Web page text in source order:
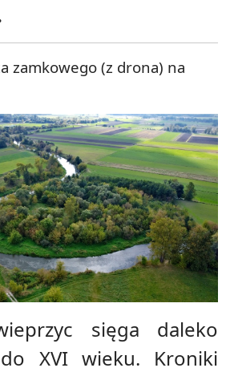
zamkowego (z drona) na
sięga daleko
XVI wieku. Kroniki